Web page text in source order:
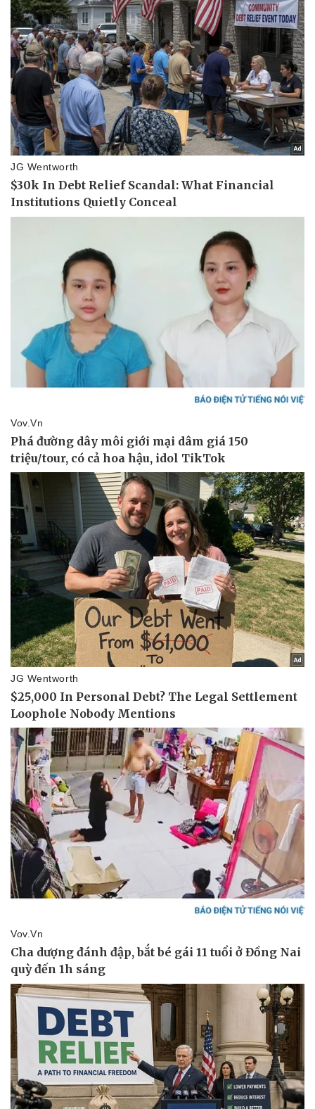
Bóng đá
Lịch thi đấu bóng đá
Ô tô
Xe máy